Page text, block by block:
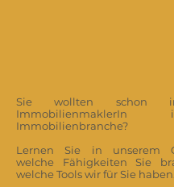
Sie wollten schon
Immobilienbranche?
Lernen Sie in unserem
welche Fähigkeiten Sie
welche Tools wir für Sie haben.